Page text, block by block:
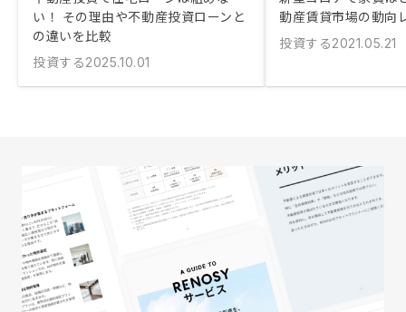
い！ その理由や不動産投資ローンと
の違いを比較
投資する2025.10.01
動産賃貸市場の動向
投資する2021.05.21